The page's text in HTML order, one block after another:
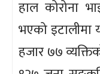
हाल कोरोना
भएको
हजार ७७